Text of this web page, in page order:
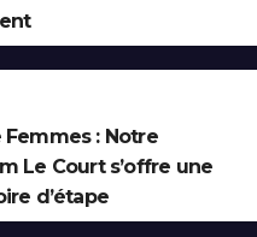
Femmes : Notre
Le Court s’offre une
d’étape